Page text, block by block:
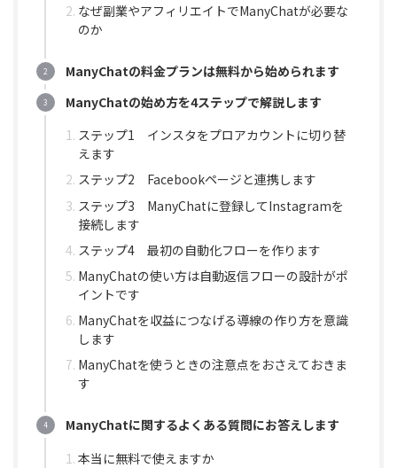
なぜ副業やアフィリエイトでManyChatが必要な
のか
ManyChatの料金プランは無料から始められます
ManyChatの始め方を4ステップで解説します
ステップ1 インスタをプロアカウントに切り替
えます
ステップ2 Facebookページと連携します
ステップ3 ManyChatに登録してInstagramを
接続します
ステップ4 最初の自動化フローを作ります
ManyChatの使い方は自動返信フローの設計がポ
イントです
ManyChatを収益につなげる導線の作り方を意識
します
ManyChatを使うときの注意点をおさえておきま
す
ManyChatに関するよくある質問にお答えします
本当に無料で使えますか